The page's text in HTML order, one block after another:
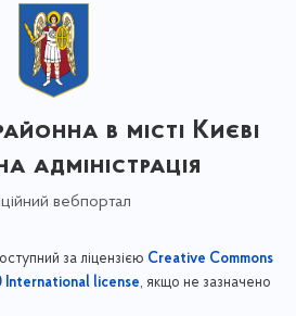
в місті Києві
адміністрація
вебпортал
за ліцензією Creative Commons
license, якщо не зазначено